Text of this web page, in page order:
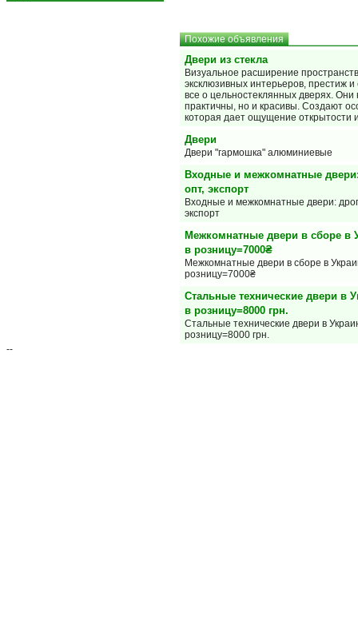
Похожие объявления
Двери из стекла
Визуальное расширение
эксклюзивных интерьеров, престиж и
все о цельностеклянных дверях. Они
практичны, но и красивы. Создают
которая дает ощущение открытости
Двери
Двери "гармошка" алюминиевые
Входные и межкомнатные
опт, экспорт
Входные и межкомнатные двери:
экспорт
Межкомнатные двери в сборе в
в розницу=7000₴
Межкомнатные двери в сборе в
розницу=7000₴
Стальные технические двери в
в розницу=8000 грн.
Стальные технические двери в
розницу=8000 грн.
--